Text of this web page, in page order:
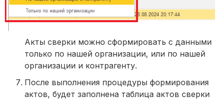
Акты сверки можно сформировать с данными
только по нашей организации, или по нашей
организации и контрагенту.
После выполнения процедуры формирования
актов, будет заполнена таблица актов сверки